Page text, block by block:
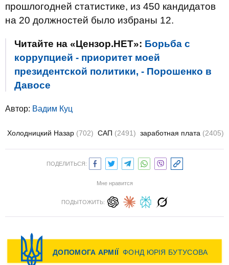
прошлогодней статистике, из 450 кандидатов
на 20 должностей было избраны 12.
Читайте на «Цензор.НЕТ»: Борьба с
коррупцией - приоритет моей
президентской политики, - Порошенко в
Давосе
Автор: Вадим Куц
Холодницкий Назар (702) САП (2491) заработная плата (2405)
ПОДЕЛИТЬСЯ:
Мне нравится
ПОДЫТОЖИТЬ: